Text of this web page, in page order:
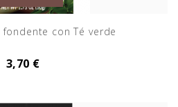
con Té verde
3,70 €